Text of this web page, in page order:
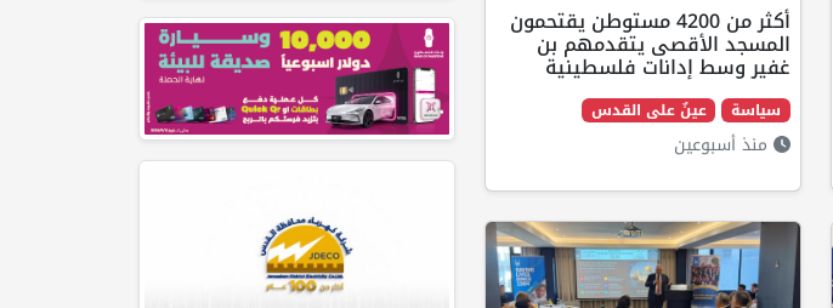
أكثر من 4200 مستوطن يقتحمون
المسجد الأقصى يتقدمهم بن
غفير وسط إدانات فلسطينية
سياسة عينٌ على القدس
منذ أسبوعين